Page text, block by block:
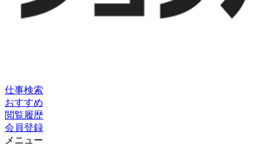
仕事検索
おすすめ
閲覧履歴
会員登録
メニュー